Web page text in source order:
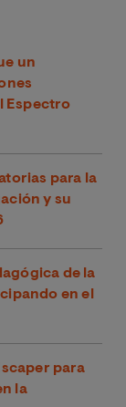
un
Espectro
para la
y su
de la
en el
para
la